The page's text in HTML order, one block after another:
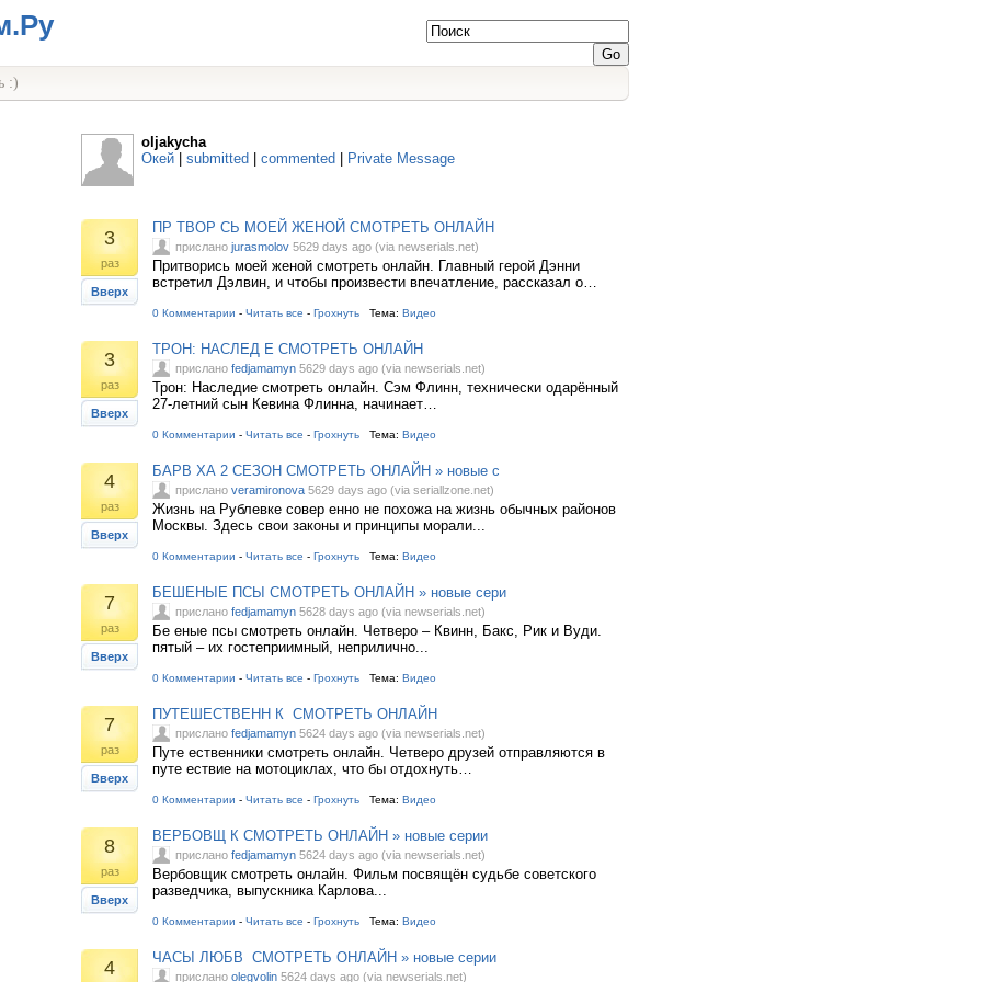
:)
oljakycha
Окей
submitted commented Private Message
3
раз
Вверх
ПР ТВОР СЬ МОЕЙ ЖЕНОЙ СМОТРЕТЬ ОНЛАЙН
прислано jurasmolov 5629 days ago (via newserials.net)
Притворись моей женой смотреть онлайн. Главный герой Дэнни
встретил Дэлвин, и чтобы произвести впечатление, рассказал о…
0 Комментарии - Читать все - Грохнуть Тема: Видео
3
раз
Вверх
ТРОН: НАСЛЕД Е СМОТРЕТЬ ОНЛАЙН
прислано fedjamamyn 5629 days ago (via newserials.net)
Трон: Наследие смотреть онлайн. Сэм Флинн, технически одарённый
27-летний сын Кевина Флинна, начинает…
0 Комментарии - Читать все - Грохнуть Тема: Видео
4
раз
Вверх
БАРВ ХА 2 СЕЗОН СМОТРЕТЬ ОНЛАЙН » новые с
прислано veramironova 5629 days ago (via seriallzone.net)
Жизнь на Рублевке совер енно не похожа на жизнь обычных районов
Москвы. Здесь свои законы и принципы морали...
0 Комментарии - Читать все - Грохнуть Тема: Видео
7
раз
Вверх
БЕШЕНЫЕ ПСЫ СМОТРЕТЬ ОНЛАЙН » новые сери
прислано fedjamamyn 5628 days ago (via newserials.net)
Бе еные псы смотреть онлайн. Четверо – Квинн, Бакс, Рик и Вуди.
пятый – их гостеприимный, неприлично...
0 Комментарии - Читать все - Грохнуть Тема: Видео
7
раз
Вверх
ПУТЕШЕСТВЕНН К СМОТРЕТЬ ОНЛАЙН
прислано fedjamamyn 5624 days ago (via newserials.net)
Путе ественники смотреть онлайн. Четверо друзей отправляются в
путе ествие на мотоциклах, что бы отдохнуть…
0 Комментарии - Читать все - Грохнуть Тема: Видео
8
раз
Вверх
ВЕРБОВЩ К СМОТРЕТЬ ОНЛАЙН » новые серии
прислано fedjamamyn 5624 days ago (via newserials.net)
Вербовщик смотреть онлайн. Фильм посвящён судьбе советского
разведчика, выпускника Карлова...
0 Комментарии - Читать все - Грохнуть Тема: Видео
4 ЧАСЫ ЛЮБВ СМОТРЕТЬ ОНЛАЙН » новые серии
прислано olegvolin 5624 days ago (via newserials.net)